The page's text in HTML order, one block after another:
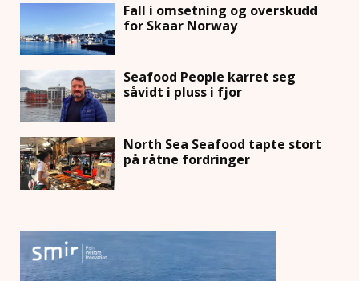
Fall i omsetning og overskudd
for Skaar Norway
Seafood People karret seg
såvidt i pluss i fjor
North Sea Seafood tapte stort
på råtne fordringer